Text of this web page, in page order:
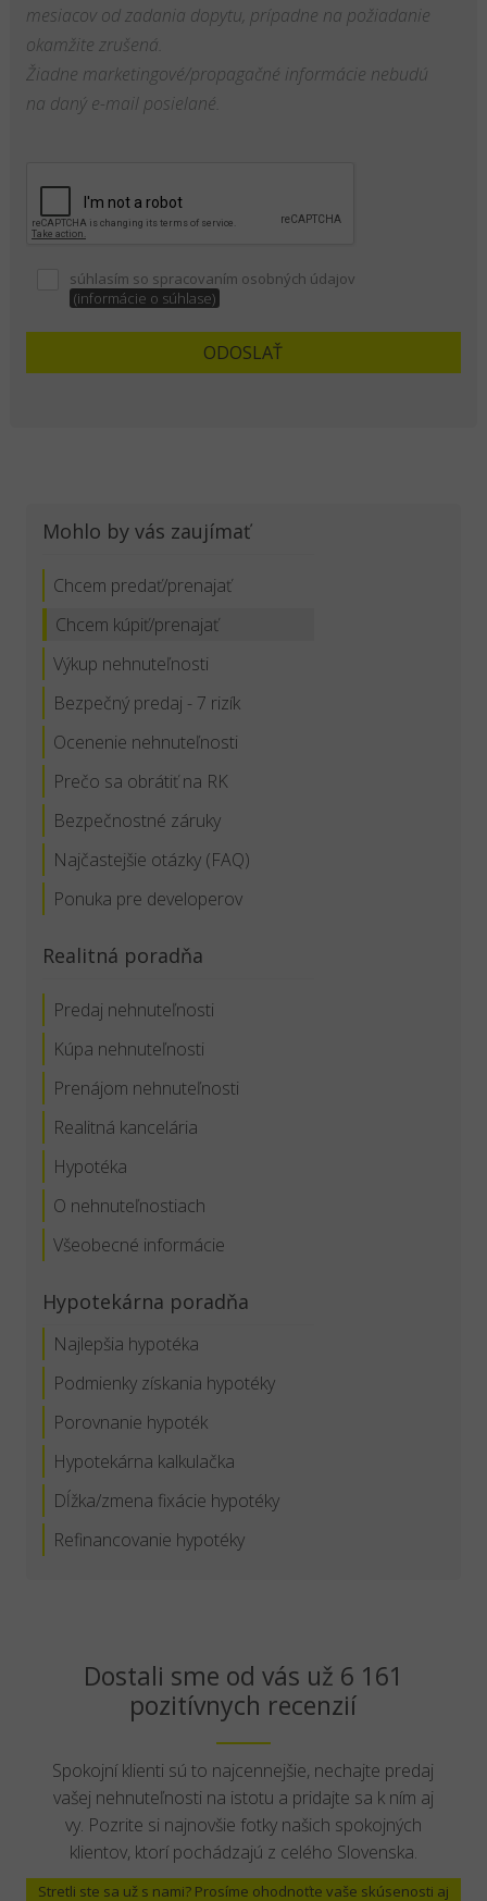
mesiacov od zadania dopytu, prípadne na požiadanie
okamžite zrušená.
Žiadne marketingové/propagačné informácie nebudú
na daný e-mail posielané.
súhlasím so spracovaním osobných údajov
(informácie o súhlase)
ODOSLAŤ
Mohlo by vás zaujímať
Chcem predať/prenajať
Chcem kúpiť/prenajať
Výkup nehnuteľnosti
Bezpečný predaj - 7 rizík
Ocenenie nehnuteľnosti
Prečo sa obrátiť na RK
Bezpečnostné záruky
Najčastejšie otázky (FAQ)
Ponuka pre developerov
Realitná poradňa
Predaj nehnuteľnosti
Kúpa nehnuteľnosti
Prenájom nehnuteľnosti
Realitná kancelária
Hypotéka
O nehnuteľnostiach
Všeobecné informácie
Hypotekárna poradňa
Najlepšia hypotéka
Podmienky získania hypotéky
Porovnanie hypoték
Hypotekárna kalkulačka
Dĺžka/zmena fixácie hypotéky
Refinancovanie hypotéky
Dostali sme od vás už 6 161
pozitívnych recenzií
Spokojní klienti sú to najcennejšie, nechajte predaj
vašej nehnuteľnosti na istotu a pridajte sa k ním aj
vy. Pozrite si najnovšie fotky našich spokojných
klientov, ktorí pochádzajú z celého Slovenska.
Stretli ste sa už s nami? Prosíme ohodnoťte vaše skúsenosti aj